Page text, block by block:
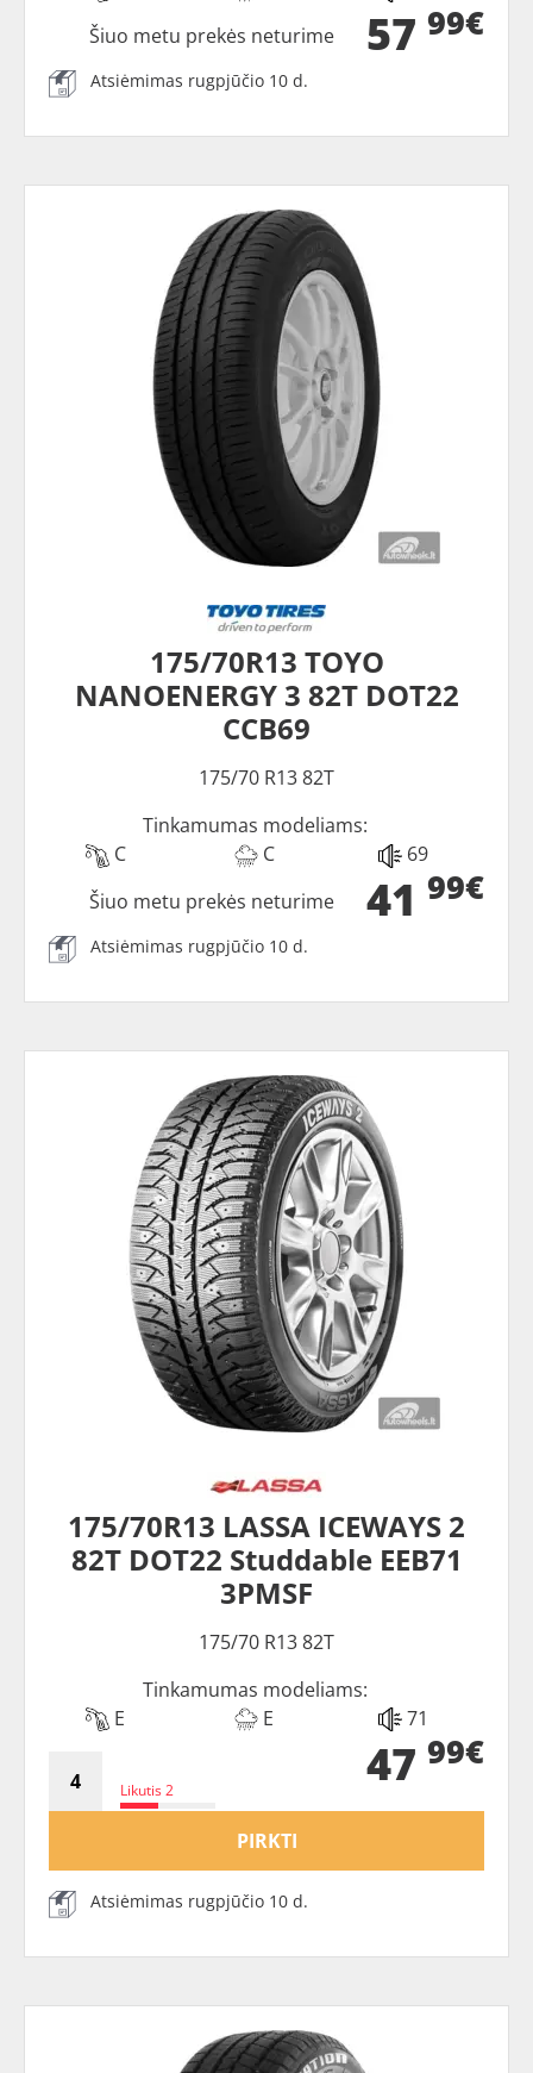
57 99€
Šiuo metu prekės neturime
Atsiėmimas rugpjūčio 10 d.
175/70R13 TOYO
NANOENERGY 3 82T DOT22
CCB69
175/70 R13 82T
Tinkamumas modeliams:
C
C 69
41 99€
Šiuo metu prekės neturime
Atsiėmimas rugpjūčio 10 d.
175/70R13 LASSA ICEWAYS 2
82T DOT22 Studdable EEB71
3PMSF
175/70 R13 82T
Tinkamumas modeliams:
E
E 71
Likutis 2 47 99€
PIRKTI
Atsiėmimas rugpjūčio 10 d.